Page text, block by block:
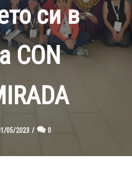
си в
CON
05/2023 0